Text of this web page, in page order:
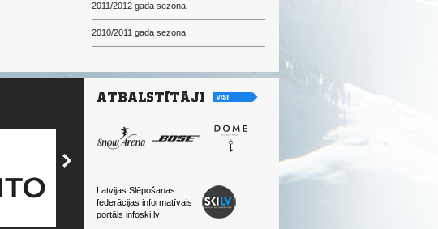
2011/2012 gada sezona
2010/2011 gada sezona
Latvijas Slēpošanas
federācijas informatīvais
portāls infoski.lv